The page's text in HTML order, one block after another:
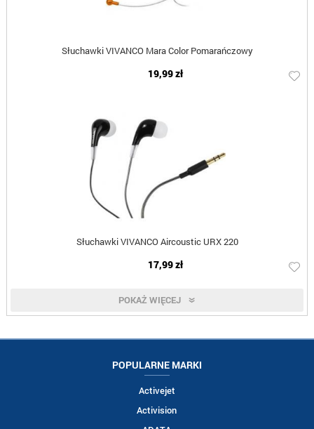
Słuchawki VIVANCO Mara Color Pomarańczowy
19,99 zł
Słuchawki VIVANCO Aircoustic URX 220
17,99 zł
POKAŻ WIĘCEJ
POPULARNE MARKI
Activejet
Activision